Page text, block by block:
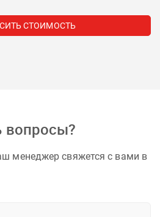
СТОИМОСТЬ
вопросы?
менеджер свяжется с вами в